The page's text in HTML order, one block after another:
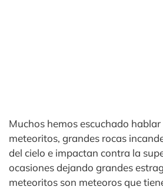
Muchos hemos escuchado hablar
meteoritos, grandes rocas
del cielo e impactan contra la
ocasiones dejando grandes
meteoritos son meteoros que